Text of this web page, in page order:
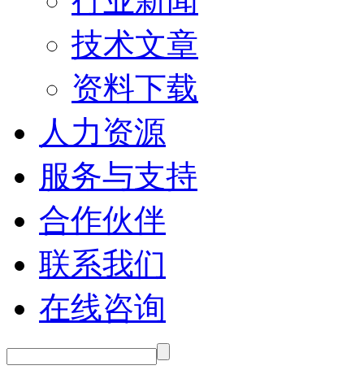
技术文章
资料下载
人力资源
服务与支持
合作伙伴
联系我们
在线咨询